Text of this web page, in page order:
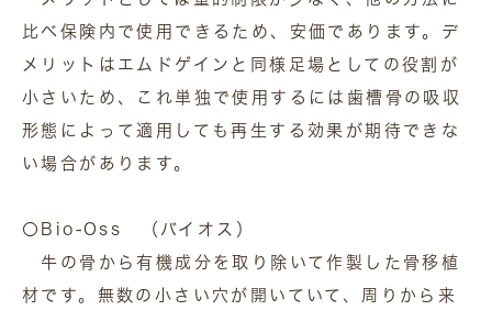
比べ保険内で使用できるため、安価であります。デ
メリットはエムドゲインと同様足場としての役割が
小さいため、これ単独で使用するには歯槽骨の吸収
形態によって適用しても再生する効果が期待できな
い場合があります。
〇Bio-Oss （バイオス）
牛の骨から有機成分を取り除いて作製した骨移植
材です。無数の小さい穴が開いていて、周りから来